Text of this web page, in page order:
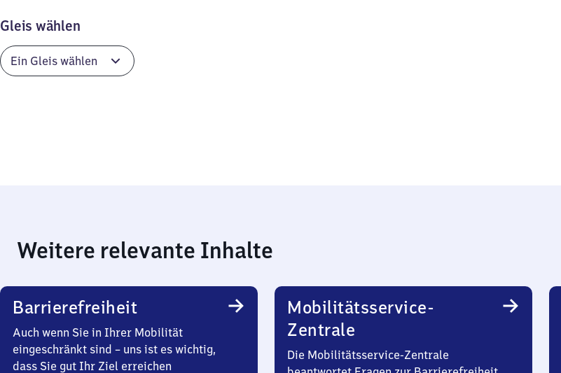
Gleis wählen
Weitere relevante Inhalte
Barrierefreiheit
Auch wenn Sie in Ihrer Mobilität
eingeschränkt sind – uns ist es wichtig,
dass Sie gut Ihr Ziel erreichen
Mobilitätsservice-
Zentrale
Die Mobilitätsservice-Zentrale